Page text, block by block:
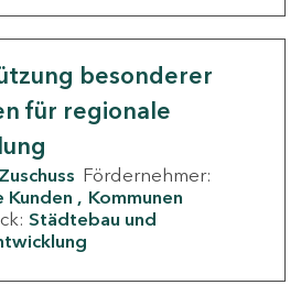
besonderer
für regionale
Zuschuss Fördernehmer:
Kunden
Kommunen
Städtebau und